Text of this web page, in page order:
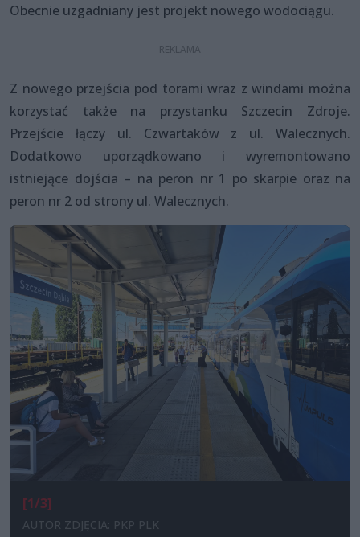
Obecnie uzgadniany jest projekt nowego wodociągu.
Z nowego przejścia pod torami wraz z windami można
korzystać także na przystanku Szczecin Zdroje.
Przejście łączy ul. Czwartaków z ul. Walecznych.
Dodatkowo uporządkowano i wyremontowano
istniejące dojścia – na peron nr 1 po skarpie oraz na
peron nr 2 od strony ul. Walecznych.
[1/3]
AUTOR ZDJĘCIA: PKP PLK